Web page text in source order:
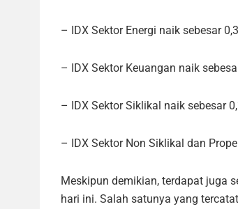
– IDX Sektor Energi naik sebesar
– IDX Sektor Keuangan naik
– IDX Sektor Siklikal naik sebesar
– IDX Sektor Non Siklikal dan
Meskipun demikian, terdapat juga
hari ini. Salah satunya yang